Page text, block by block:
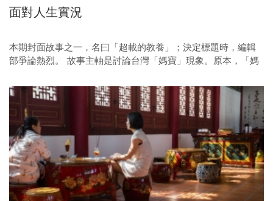
面對人生實況
本期封面故事之一，名曰「超載的教養」；決定標題時，編輯
部爭論熱烈。 故事主軸是討論台灣「媽寶」現象。原本，「媽
與題目製作的同事看了標題，大搖其頭，表示「感覺被指責教
養不當，有反感！」